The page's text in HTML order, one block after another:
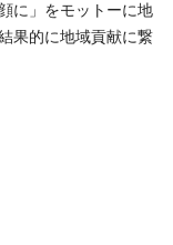
に」をモットーに地
果的に地域貢献に繋